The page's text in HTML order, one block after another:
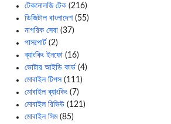
টেকনোলজি টেক (216)
ডিজিটাল বাংলাদেশ(55)
নাগরিক সেবা (37)
পাসপোর্ট (2)
ব্যাংকিং ইনফো (16)
ভোটার আইডি কার্ড (4)
মোবাইল টিপস (111)
মোবাইল ব্যাংকিং (7)
মোবাইল রিভিউ (121)
মোবাইল সিম(85)